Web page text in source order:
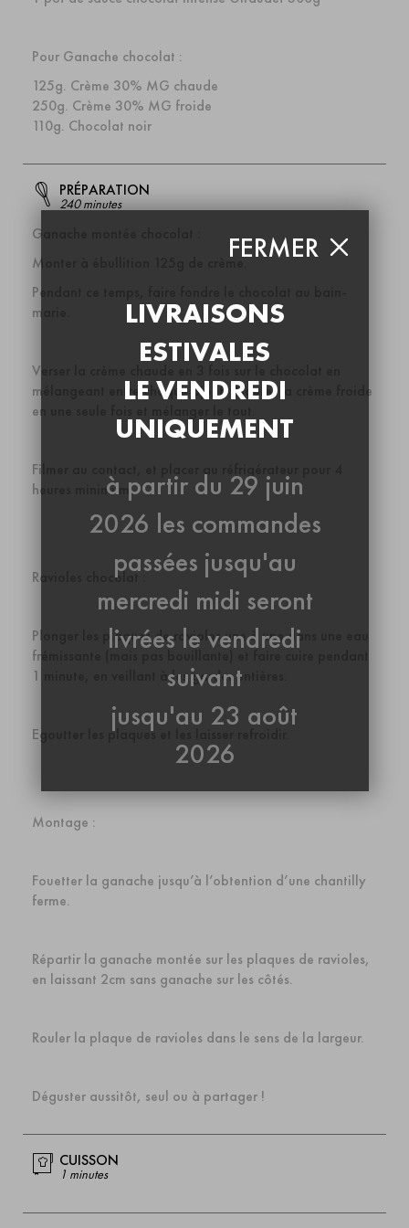
FERMER
LIVRAISONS
ESTIVALES
LE VENDREDI
UNIQUEMENT
à partir du 29 juin
2026 les commandes
passées jusqu'au
mercredi midi seront
livrées le vendredi
suivant
jusqu'au 23 août
2026
Pour Ganache chocolat :
125g. Crème 30% MG chaude
250g. Crème 30% MG froide
110g. Chocolat noir
PRÉPARATION
240 minutes
Ganache montée chocolat :
Monter à ébullition 125g de crème.
Pendant ce temps, faire fondre le chocolat au bain-
marie.
Verser la crème chaude en 3 fois sur le chocolat en
mélangeant entre chaque ajout. Ajouter la crème froide
en une seule fois et mélanger le tout.
Filmer au contact, et placer au réfrigérateur pour 4
heures minimum.
Ravioles chocolat :
Plonger les plaques de ravioles une à une dans une eau
frémissante (mais pas bouillante) et faire cuire pendant
1 minute, en veillant à les garder entières.
Egoutter les plaques et les laisser refroidir.
Montage :
Fouetter la ganache jusqu’à l’obtention d’une chantilly
ferme.
Répartir la ganache montée sur les plaques de ravioles,
en laissant 2cm sans ganache sur les côtés.
Rouler la plaque de ravioles dans le sens de la largeur.
Déguster aussitôt, seul ou à partager !
CUISSON
1 minutes